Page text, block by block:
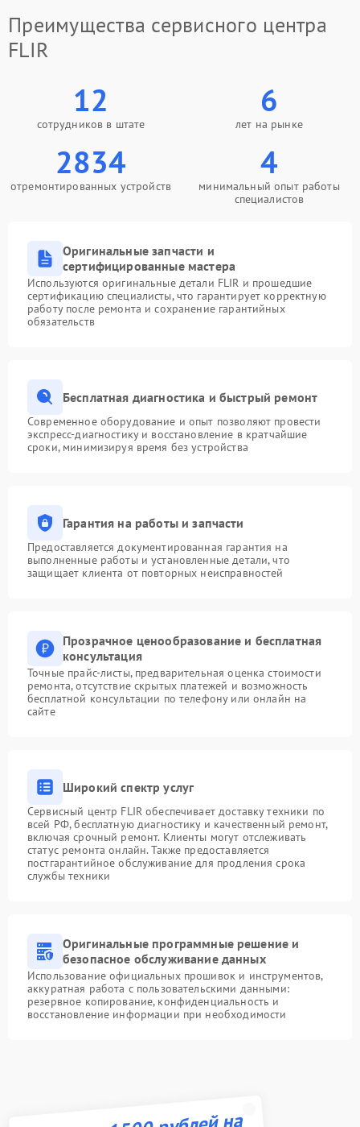
Преимущества сервисного центра
FLIR
12
сотрудников в штате
6
лет на рынке
2834
отремонтированных устройств
4
минимальный опыт работы
специалистов
Оригинальные запчасти и
сертифицированные мастера
Используются оригинальные детали FLIR и прошедшие
сертификацию специалисты, что гарантирует корректную
работу после ремонта и сохранение гарантийных
обязательств
Бесплатная диагностика и быстрый ремонт
Современное оборудование и опыт позволяют провести
экспресс-диагностику и восстановление в кратчайшие
сроки, минимизируя время без устройства
Гарантия на работы и запчасти
Предоставляется документированная гарантия на
выполненные работы и установленные детали, что
защищает клиента от повторных неисправностей
Прозрачное ценообразование и бесплатная
консультация
Точные прайс-листы, предварительная оценка стоимости
ремонта, отсутствие скрытых платежей и возможность
бесплатной консультации по телефону или онлайн на
сайте
Широкий спектр услуг
Сервисный центр FLIR обеспечивает доставку техники по
всей РФ, бесплатную диагностику и качественный ремонт,
включая срочный ремонт. Клиенты могут отслеживать
статус ремонта онлайн. Также предоставляется
постгарантийное обслуживание для продления срока
службы техники
Оригинальные программные решение и
безопасное обслуживание данных
Использование официальных прошивок и инструментов,
аккуратная работа с пользовательскими данными:
резервное копирование, конфиденциальность и
восстановление информации при необходимости